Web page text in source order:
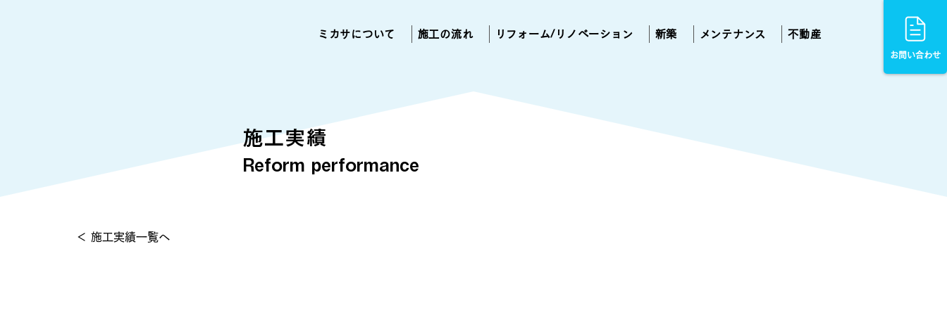
ミカサについて 施工の流れ リフォーム/リノベーション 新築 メンテナンス 不動産
お問い合わせ
施工実績
Reform performance
＜ 施工実績一覧へ